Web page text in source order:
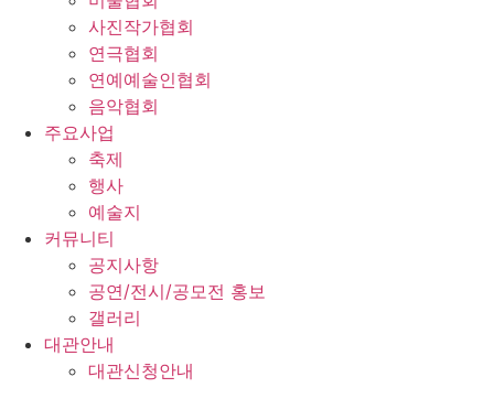
사진작가협회
연극협회
연예예술인협회
음악협회
주요사업
축제
행사
예술지
커뮤니티
공지사항
공연/전시/공모전 홍보
갤러리
대관안내
대관신청안내